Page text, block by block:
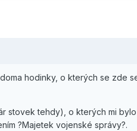
hodinky, o kterých se zde
stovek tehdy), o kterých mi
?Majetek vojenské správy?.